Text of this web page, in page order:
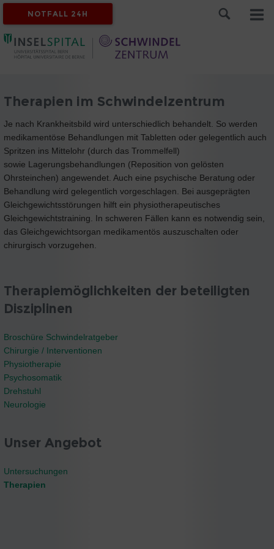
NOTFALL 24H
Therapien im Schwindelzentrum
Je nach Krankheitsbild wird unterschiedlich behandelt. So werden
medikamentöse Behandlungen mit Tabletten oder gelegentlich auch
Spritzen ins Mittelohr (durch das Trommelfell)
sowie Lagerungsbehandlungen (Reposition von gelösten
Ohrsteinchen) angewendet. Auch eine psychische Beratung oder
Behandlung wird gelegentlich vorgeschlagen. Bei ausgeprägten
Gleichgewichtsstörungen hilft ein physiotherapeutisches
Gleichgewichtstraining. In schweren Fällen kann es notwendig sein,
das Gleichgewichtsorgan medikamentös auszuschalten oder
chirurgisch vorzugehen.
Therapiemöglichkeiten der beteiligten
Disziplinen
Broschüre Schwindelratgeber
Chirurgie / Interventionen
Physiotherapie
Psychosomatik
Drehstuhl
Neurologie
Unser Angebot
Untersuchungen
Therapien